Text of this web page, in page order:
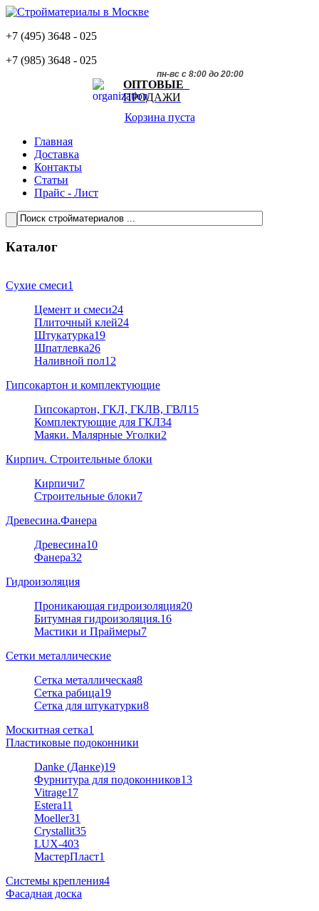
+7 (495) 3648 - 025
+7 (985) 3648 - 025
пн-вс с 8:00 до 20:00
ОПТОВЫЕ
ПРОДАЖИ
Корзина пуста
Главная
Доставка
Контакты
Статьи
Прайс - Лист
Каталог
Сухие смеси1
Цемент и смеси24
Плиточный клей24
Штукатурка19
Шпатлевка26
Наливной пол12
Гипсокартон и комплектующие
Гипсокартон, ГКЛ, ГКЛВ, ГВЛ15
Комплектующие для ГКЛ34
Маяки. Малярные Уголки2
Кирпич. Строительные блоки
Кирпичи7
Строительные блоки7
Древесина.Фанера
Древесина10
Фанера32
Гидроизоляция
Проникающая гидроизоляция20
Битумная гидроизоляция.16
Мастики и Праймеры7
Сетки металлические
Сетка металлическая8
Сетка рабица19
Сетка для штукатурки8
Москитная сетка1
Пластиковые подоконники
Danke (Данке)19
Фурнитура для подоконников13
Vitrage17
Estera11
Moeller31
Crystallit35
LUX-403
МастерПласт1
Системы крепления4
Фасадная доска